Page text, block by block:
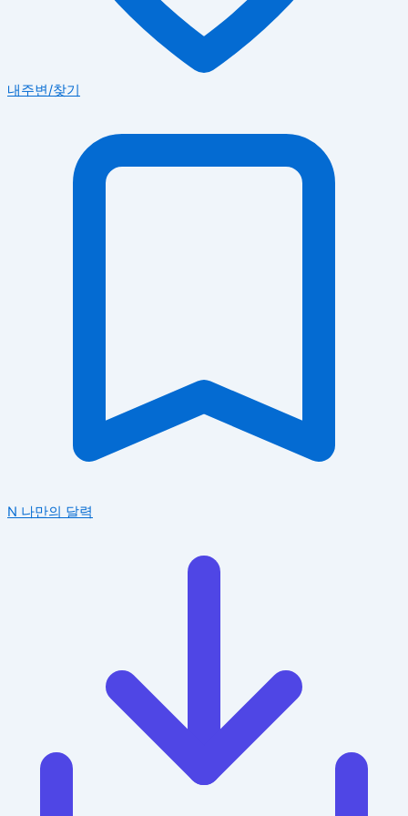
내주변/찾기
N 나만의 달력